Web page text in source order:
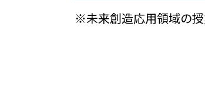
※未来創造応用領域の授